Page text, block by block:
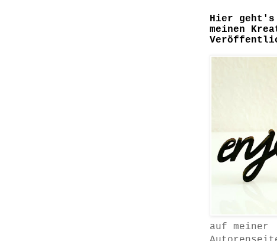
Hier geht's
meinen
auf meiner